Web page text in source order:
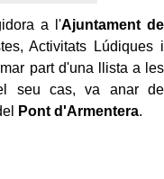
a l'Ajuntament de
Activitats Lúdiques i
part d'una llista a les
seu cas, va anar de
Pont d'Armentera.